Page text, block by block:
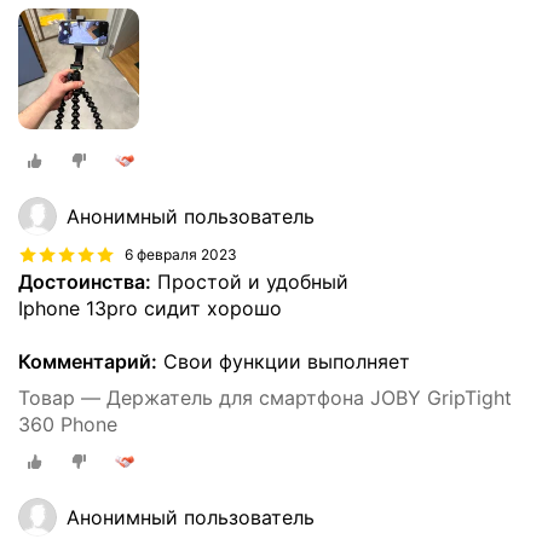
Анонимный пользователь
6 февраля 2023
Достоинства: Простой и удобный
Iphone 13pro сидит хорошо
Комментарий: Свои функции выполняет
Товар — Держатель для смартфона JOBY GripTight
360 Phone
Анонимный пользователь